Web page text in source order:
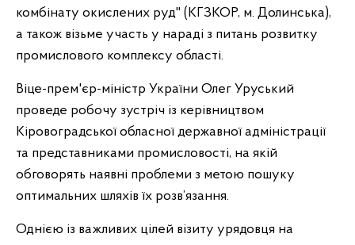
комбінату окислених руд" (КГЗКОР, м. Долинська),
а також візьме участь у нараді з питань розвитку
промислового комплексу області.
Віце-прем'єр-міністр України Олег Уруський
проведе робочу зустріч із керівництвом
Кіровоградської обласної державної адміністрації
та представниками промисловості, на якій
обговорять наявні проблеми з метою пошуку
оптимальних шляхів їх розв’язання.
Однією із важливих цілей візиту урядовця на